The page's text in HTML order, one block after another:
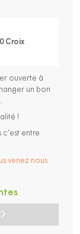
Croix
ouverte à
un bon
!
entre
venez nous